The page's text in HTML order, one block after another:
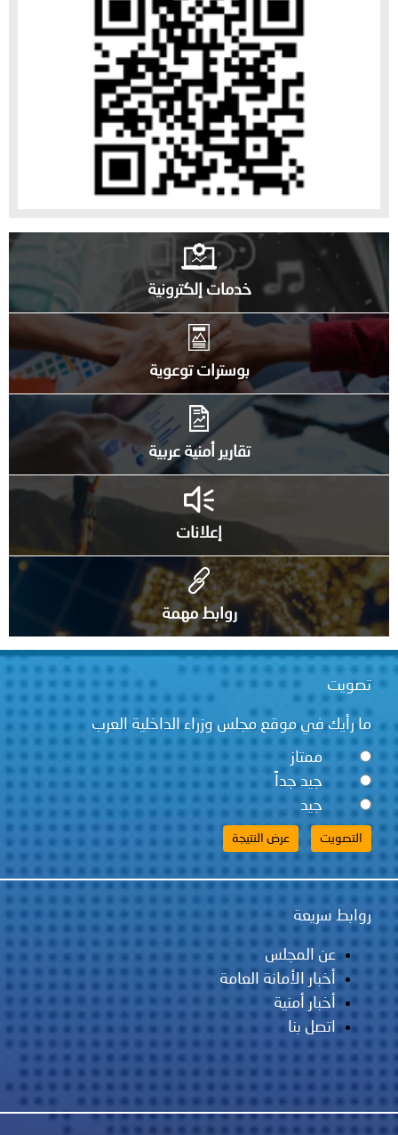
خدمات إلكترونية
بوسترات توعوية
تقارير أمنية عربية
إعلانات
روابط مهمة
تصويت
ما رأيك في موقع مجلس وزراء الداخلية العرب
ممتاز
جيد جداً
جيد
روابط سريعة
عن المجلس
أخبار الأمانة العامة
أخبار أمنية
اتصل بنا